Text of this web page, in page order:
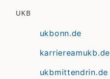
UKB
ukbonn.de
karriereamukb.de
ukbmittendrin.de